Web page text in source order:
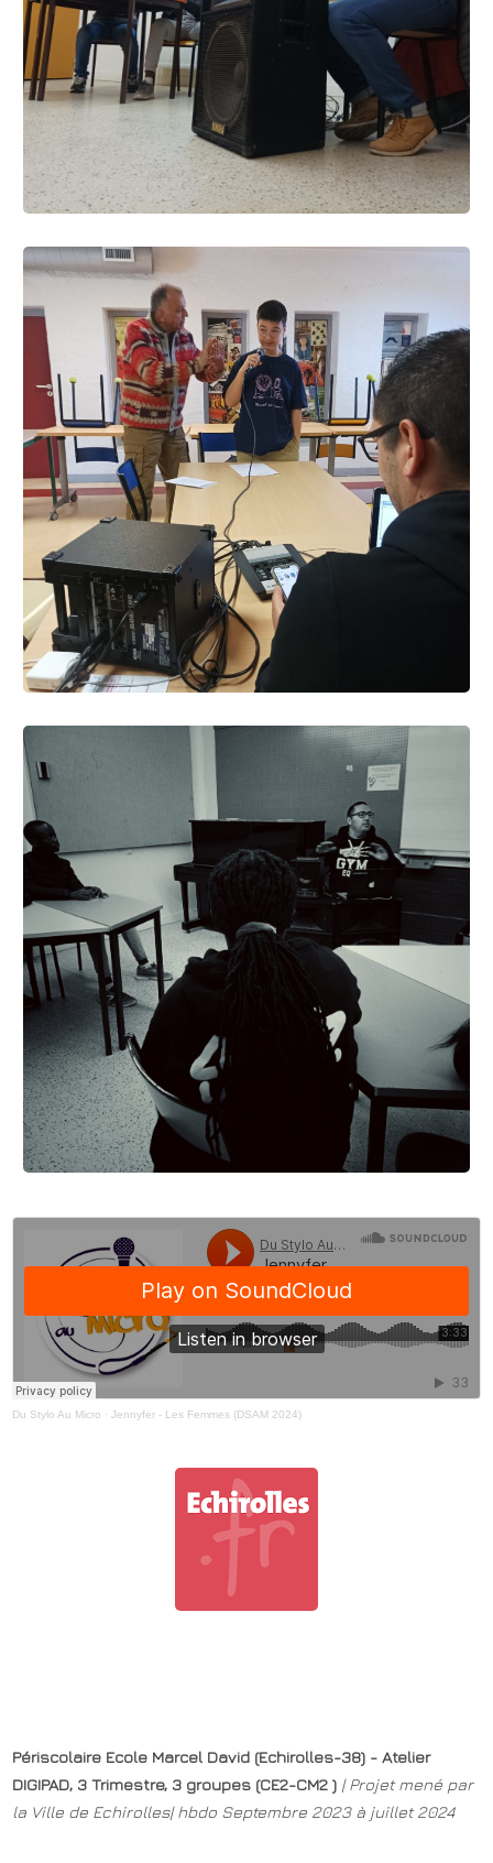
Du Stylo Au Micro ·Jennyfer - Les Femmes (DSAM 2024)
Périscolaire Ecole Marcel David (Echirolles-38) - Atelier
DIGIPAD, 3 Trimestre, 3 groupes (CE2-CM2 ) | Projet mené par
la Ville de Echirolles| hbdo Septembre 2023 à juillet 2024